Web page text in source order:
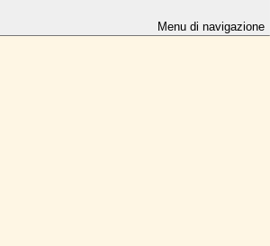
Menu di navigazione